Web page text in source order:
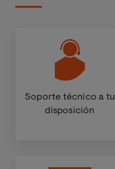
Soporte técnico a tu
disposición